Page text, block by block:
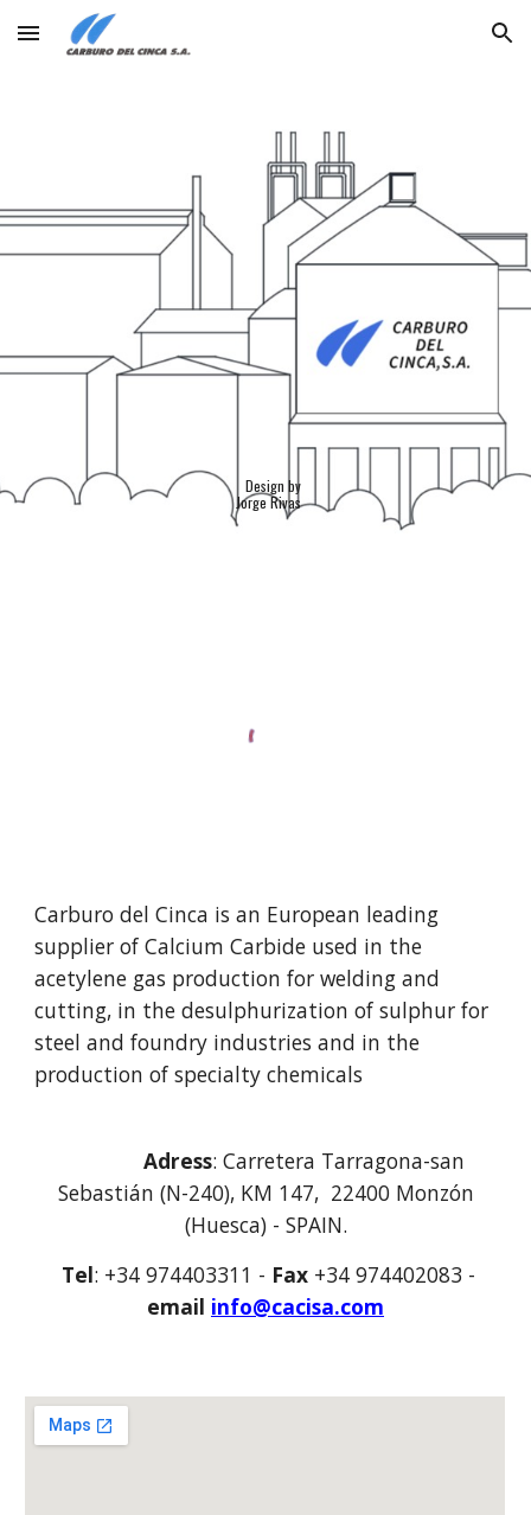
Skip to main content Skip to navigation
Design by
Jorge Rivas
Carburo del Cinca is an European leading
supplier of Calcium Carbide used in the
acetylene gas production for welding and
cutting, in the desulphurization of sulphur for
steel and foundry industries and in the
production of specialty chemicals
Adress: Carretera Tarragona-san
Sebastián (N-240), KM 147, 22400 Monzón
(Huesca) - SPAIN.
Tel: +34 974403311 - Fax +34 974402083 -
email info@cacisa.com